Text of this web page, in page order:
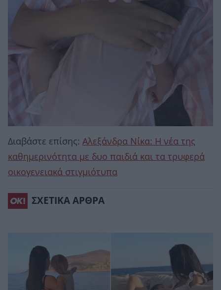
Διαβάστε επίσης: Αλεξάνδρα Νίκα: Η νέα της
καθημερινότητα με δυο παιδιά και τα τρυφερά
οικογενειακά στιγμιότυπα
ΣΧΕΤΙΚΑ ΑΡΘΡΑ